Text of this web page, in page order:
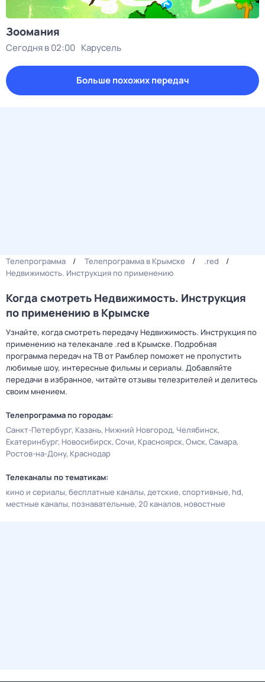
Зоомания
Сегодня в 02:00 Карусель
Больше похожих передач
Телепрограмма Телепрограмма в Крымске
.red
Недвижимость. Инструкция по применению
Когда смотреть Недвижимость. Инструкция
по применению в Крымске
Узнайте, когда смотреть передачу Недвижимость. Инструкция по
применению на телеканале .red в Крымске. Подробная
программа передач на ТВ от Рамблер поможет не пропустить
любимые шоу, интересные фильмы и сериалы. Добавляйте
передачи в избранное, читайте отзывы телезрителей и делитесь
своим мнением.
Телепрограмма по городам:
Санкт-Петербург Казань Нижний Новгород Челябинск
Екатеринбург Новосибирск Сочи Красноярск Омск Самара
Ростов-на-Дону Краснодар
Телеканалы по тематикам:
кино и сериалы бесплатные каналы детские спортивные hd
местные каналы познавательные 20 каналов новостные